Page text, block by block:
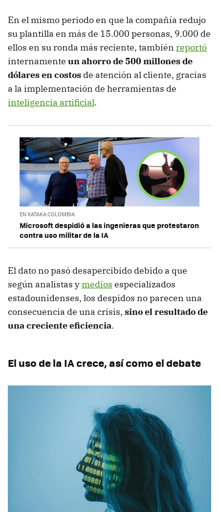
En el mismo periodo en que la compañía redujo
su plantilla en más de 15.000 personas, 9.000 de
ellos en su ronda más reciente, también reportó
internamente un ahorro de 500 millones de
dólares en costos de atención al cliente, gracias
a la implementación de herramientas de
inteligencia artificial.
EN XATAKA COLOMBIA
Microsoft despidió a las ingenieras que protestaron
contra uso militar de la IA
El dato no pasó desapercibido debido a que
según analistas ymedios especializados
estadounidenses, los despidos no parecen una
consecuencia de una crisis, sino el resultado de
una creciente eficiencia.
El uso de la IA crece, así como el debate